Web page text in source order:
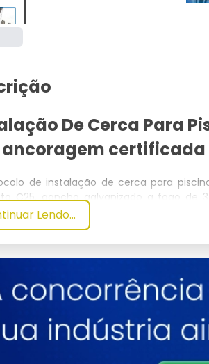
De Cerca Para
ancoragem certificada
de instalação de cerca para
C25, gancho galvanizado a fogo de
ABNT NBR 14718 e NR-12, reduzindo o
da instalação profissional frente à
e inferior a 8 meses em ambientes
e R$ 180 mil em planta fabril). A
Lendo...